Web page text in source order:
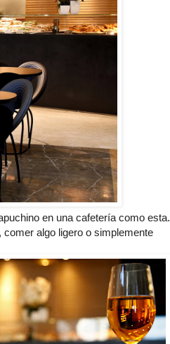
en una cafetería como esta.
algo ligero o simplemente